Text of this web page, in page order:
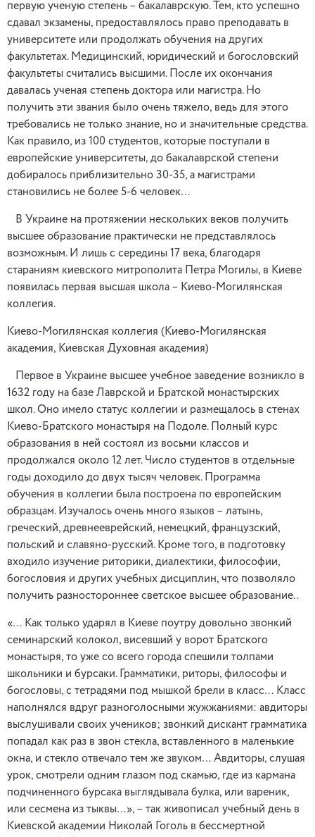
первую ученую степень – бакалаврскую. Тем, кто успешно
сдавал экзамены, предоставлялось право преподавать в
университете или продолжать обучения на других
факультетах. Медицинский, юридический и богословский
факультеты считались высшими. После их окончания
давалась ученая степень доктора или магистра. Но
получить эти звания было очень тяжело, ведь для этого
требовались не только знание, но и значительные средства.
Как правило, из 100 студентов, которые поступали в
европейские университеты, до бакалаврской степени
добиралось приблизительно 30-35, а магистрами
становились не более 5-6 человек…
В Украине на протяжении нескольких веков получить
высшее образование практически не представлялось
возможным. И лишь с середины 17 века, благодаря
стараниям киевского митрополита Петра Могилы, в Киеве
появилась первая высшая школа – Киево-Могилянская
коллегия.
Киево-Могилянская коллегия (Киево-Могилянская
академия, Киевская Духовная академия)
Первое в Украине высшее учебное заведение возникло в
1632 году на базе Лаврской и Братской монастырских
школ. Оно имело статус коллегии и размещалось в стенах
Киево-Братского монастыря на Подоле. Полный курс
образования в ней состоял из восьми классов и
продолжался около 12 лет. Число студентов в отдельные
годы доходило до двух тысяч человек. Программа
обучения в коллегии была построена по европейским
образцам. Изучалось очень много языков – латынь,
греческий, древнееврейский, немецкий, французский,
польский и славяно-русский. Кроме того, в подготовку
входило изучение риторики, диалектики, философии,
богословия и других учебных дисциплин, что позволяло
получить разностороннее светское высшее образование. .
«… Как только ударял в Киеве поутру довольно звонкий
семинарский колокол, висевший у ворот Братского
монастыря, то уже со всего города спешили толпами
школьники и бурсаки. Грамматики, риторы, философы и
богословы, с тетрадями под мышкой брели в класс… Класс
наполнялся вдруг разноголосными жужжаниями: авдиторы
выслушивали своих учеников; звонкий дискант грамматика
попадал как раз в звон стекла, вставленного в маленькие
окна, и стекло отвечало тем же звуком… Авдиторы, слушая
урок, смотрели одним глазом под скамью, где из кармана
подчиненного бурсака выглядывала булка, или вареник,
или сесмена из тыквы…», – так живописал учебный день в
Киевской академии Николай Гоголь в бессмертной